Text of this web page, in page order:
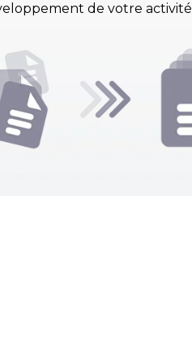
de votre activité